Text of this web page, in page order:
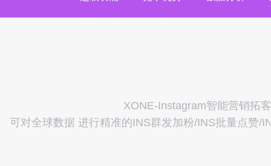
XONE-Instagram智能营销拓
可对全球数据 进行精准的INS群发加粉/INS批量点赞/